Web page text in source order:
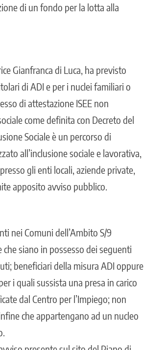
di un fondo per la lotta alla
Gianfranca di Luca, ha previsto
di ADI e per i nuclei familiari o
di attestazione ISEE non
come definita con Decreto del
Sociale è un percorso di
all’inclusione sociale e lavorativa,
gli enti locali, aziende private,
apposito avviso pubblico.
nei Comuni dell’Ambito S/9
siano in possesso dei seguenti
beneficiari della misura ADI oppure
i quali sussista una presa in carico
dal Centro per l’Impiego; non
che appartengano ad un nucleo